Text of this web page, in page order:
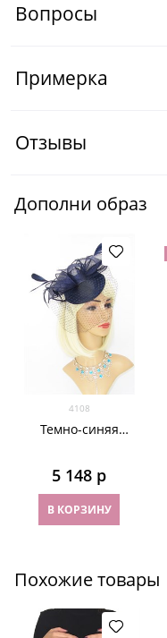
Вопросы
Примерка
Отзывы
Дополни образ
4108
Темно-синяя
5 148 р
В КОРЗИНУ
Похожие товары